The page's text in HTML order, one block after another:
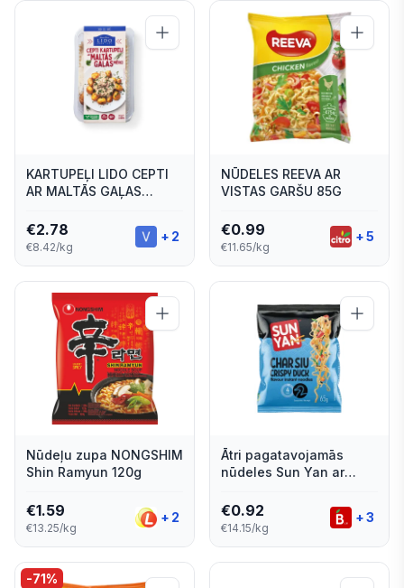
KARTUPEĻI LIDO CEPTI
AR MALTĀS GAĻAS
€2.78
€8.42/kg
+ 2
NŪDELES REEVA AR
VISTAS GARŠU 85G
€0.99
€11.65/kg
+5
Nūdeļu zupa NONGSHIM
Shin Ramyun 120g
€1.59
€13.25/kg
+ 2
Ātri pagatavojamās
nūdeles Sun Yan ar
€0.92
€14.15/kg
+3
-71%